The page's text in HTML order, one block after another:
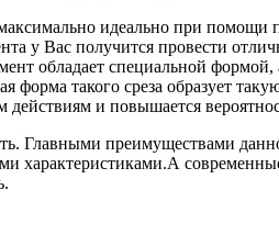
идеально при
у Вас получится провести
обладает специальной
такого среза образует
и повышается
преимуществами
характеристиками.А